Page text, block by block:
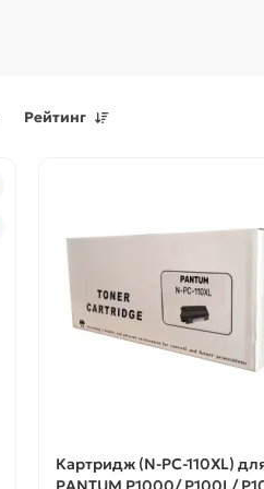
Поступления товаров
23.06.2026 - Новое
Рейтинг
Картридж (N-PC-110XL)